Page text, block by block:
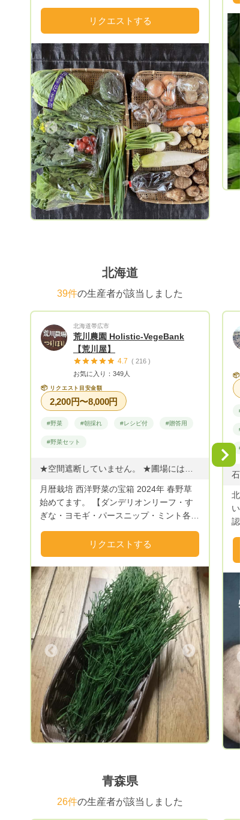
ヤの農家です。 健康と趣味を兼ねて、
楽しく野菜や果物作りに励んでいます。
野菜作りは、有機栽培(牛糞などの有機
肥料を主体)と自然成分の植物活性剤、コ
ンパニオンプランツを活用して、無農薬、
減農薬栽培を心がけています。 併せ
て、30年前に子どもたちのために植えた四
季折々の果物も食べきれなくなり販売して
います。
リクエストする
Next
られ
さ
Previous
北海道
39件の生産者が該当しました
北海道帯広市
荒川農園 Holistic-VegeBank
【荒川屋】
4.7 ( 216 )
お気に入り：349人
📦 リクエスト目安金額
2,200円〜8,000円
#野菜 #朝採れ #レシピ付 #贈答用
#野菜セット
月暦栽培 西洋野菜の宝箱 2024年 春野草
始めてます。 【ダンデリオンリーフ・す
ぎな・ヨモギ・パースニップ・ミント各種
なげる食材たちを作りつづけてます。 ★
裸地にしない 生態系活用循環型栽培実施
しております。 ★北海道・十勝で 月・天
体エネルギーや星座の特性を微生物と地球
の自らの循環を活用した こだわりの野菜
や薬草たちを育っててます。 ★西洋野
菜・パースニップ・ハーブ類、エディブル
フラワー、たんぽぽ（葉物、根）、チンキ
用ハーブ各種、アカザ・クローバー他
夏〜マイクロトマト・花ズッキーニ・韓国
ズッキーニ 他 定番野菜から珍しい野菜や
野草 まで多くの種類の野菜をお届けしま
す。 よろしくお願いします。
リクエストする
Next
📦
Previous
青森県
26件の生産者が該当しました